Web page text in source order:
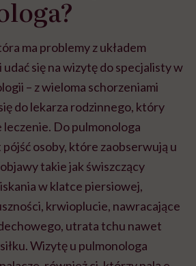
ma problemy z układem
się na wizytę do specjalisty w
– z wieloma schorzeniami
do lekarza rodzinnego, który
Do pulmonologa
osoby, które zaobserwują u
takie jak świszczący
w klatce piersiowej,
krwioplucie, nawracające
utrata tchu nawet
Wizytę u pulmonologa